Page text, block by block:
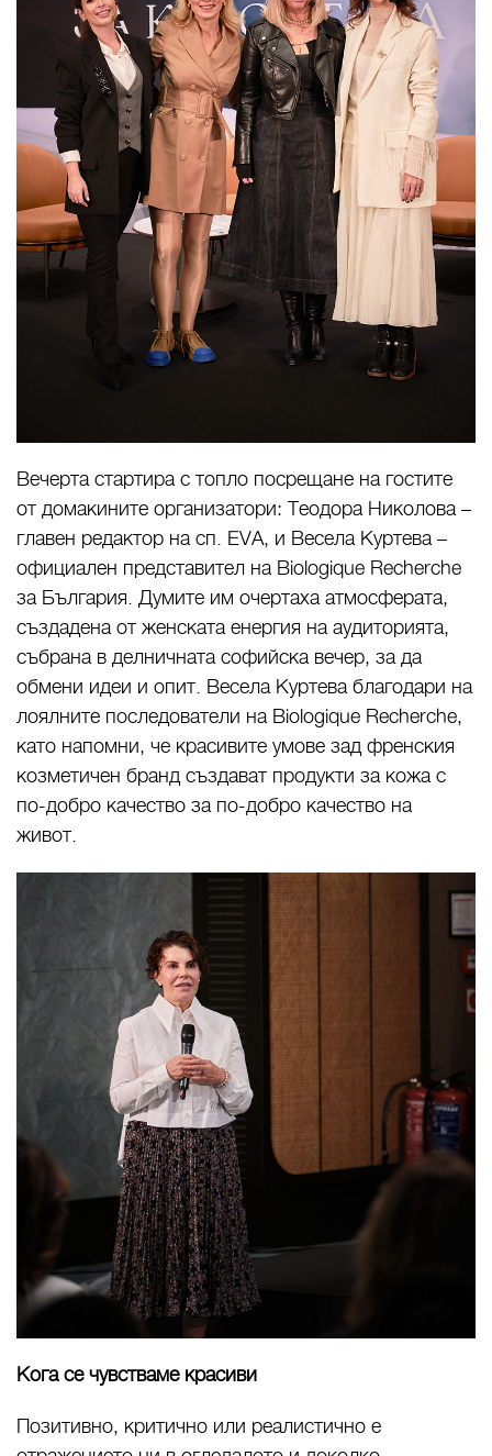
Вечерта стартира с топло посрещане на гостите
от домакините организатори: Теодора Николова –
главен редактор на сп. EVA, и Весела Куртева –
официален представител на Biologique Recherche
за България. Думите им очертаха атмосферата,
създадена от женската енергия на аудиторията,
събрана в делничната софийска вечер, за да
обмени идеи и опит. Весела Куртева благодари на
лоялните последователи на Biologique Recherche,
като напомни, че красивите умове зад френския
козметичен бранд създават продукти за кожа с
по-добро качество за по-добро качество на
живот.
Кога се чувстваме красиви
Позитивно, критично или реалистично е